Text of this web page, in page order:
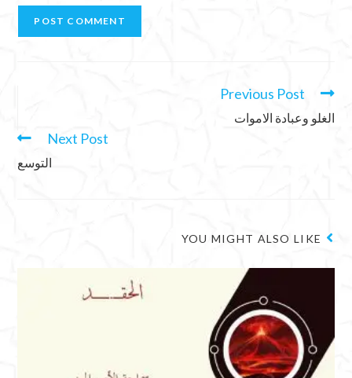
Previous Post
الغلو وعبادة الاموات
Next Post
التوسع
YOU MIGHT ALSO LIKE